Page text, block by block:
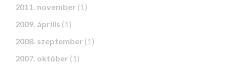
2011. november (1)
2009. április (1)
2008. szeptember (1)
2007. október (1)